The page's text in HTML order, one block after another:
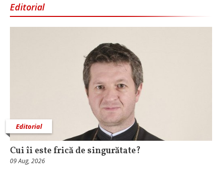
Editorial
Editorial
Cui îi este frică de singurătate?
09 Aug, 2026